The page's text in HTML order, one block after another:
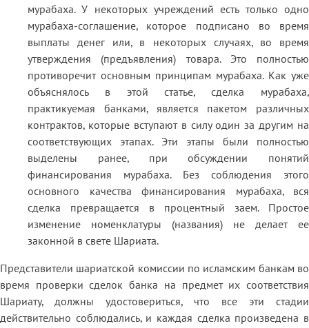
мурабаха. У некоторых учреждений есть только одно
мурабаха-соглашение, которое подписано во время
выплаты денег или, в некоторых случаях, во время
утверждения (предъявления) товара. Это полностью
противоречит основным принципам мурабаха. Как уже
объяснялось в этой статье, сделка мурабаха,
практикуемая банками, является пакетом различных
контрактов, которые вступают в силу один за другим на
соответствующих этапах. Эти этапы были полностью
выделены ранее, при обсуждении понятий
финансирования мурабаха. Без соблюдения этого
основного качества финансирования мурабаха, вся
сделка превращается в процентный заем. Простое
изменение номенклатуры (названия) не делает ее
законной в свете Шариата.
Представители шариатской комиссии по исламским банкам во
время проверки сделок банка на предмет их соответствия
Шариату, должны удостовериться, что все эти стадии
действительно соблюдались, и каждая сделка произведена в